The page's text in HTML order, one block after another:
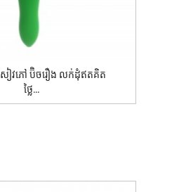
ៀវភៅ ប៊ិចរឿង លក់ដុំឥតគិត
ថ្លៃ...